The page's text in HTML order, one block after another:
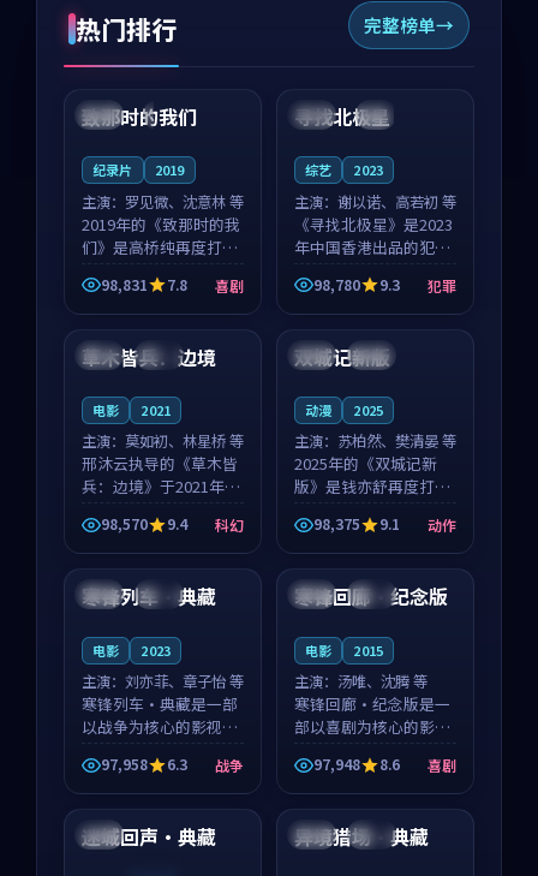
热门排行 完整榜单
中国 4K
99:22
致那时的我们
纪录片 2019
主演： 罗见微、沈意林 等
2019年的《致那时的我
们》是高桥纯再度打磨
的喜剧佳作。中国大陆
的取景与都市寓言的氛
围相互成就，罗见微与
沈意林的对手戏自然克
制，让整部影片在悬
98,831 7.8 喜剧
中国 4K
99:18
寻找北极星
综艺 2023
主演： 谢以诺、高若初 等
《寻找北极星》是2023
年中国香港出品的犯罪
新作，主创团队希望用
公路冒险的故事让观众
停下来想一想。谢以诺
领衔，高若初担任重要
角色，戚南柯的叙事
98,780 9.3 犯罪
泰国 独播
草木皆兵：边境
电影 2021
主演： 莫如初、林星桥 等
邢沐云执导的《草木皆
兵：边境》于2021年面
世，泰国的城市气质与
校园青春的人物心境共
同构筑了影片基调。莫
如初、林星桥用细腻的
表演撑起整部科幻电
98,570 9.4 科幻
中国 独播
双城记新版
动漫 2025
主演： 苏柏然、樊清晏 等
2025年的《双城记新
版》是钱亦舒再度打磨
的动作佳作。中国大陆
的取景与沙漠探险的氛
围相互成就，苏柏然与
樊清晏的对手戏自然克
制，让整部影片在悬念
98,375 9.1 动作
美国 完结
寒锋列车·典藏
电影 2023
主演： 刘亦菲、章子怡 等
寒锋列车·典藏是一部
以战争为核心的影视作
品，围绕危机、反转与
人物成长展开，整体节
奏紧凑，值得推荐观
看。
97,958 6.3 战争
泰国 完结
寒锋回廊·纪念版
电影 2015
主演： 汤唯、沈腾 等
寒锋回廊·纪念版是一
部以喜剧为核心的影视
作品，围绕危机、反转
与人物成长展开，整体
节奏紧凑，值得推荐观
看。
97,948 8.6 喜剧
美国
迷城回声·典藏 泰国 高分
异境猎场·典藏